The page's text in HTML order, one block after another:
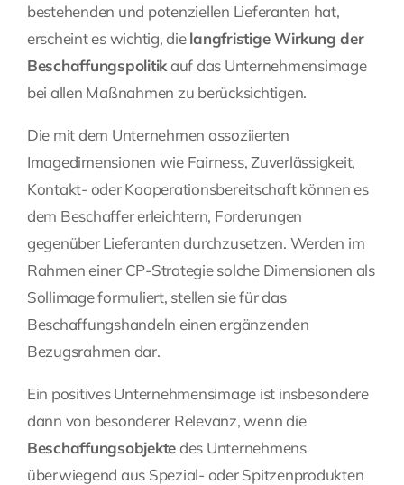
bestehenden und potenziellen Lieferanten hat,
erscheint es wichtig, dielangfristige Wirkung der
Beschaffungspolitikauf das Unternehmensimage
bei allen Maßnahmen zu berücksichtigen.
Die mit dem Unternehmen assoziierten
Imagedimensionen wie Fairness, Zuverlässigkeit,
Kontakt- oder Kooperationsbereitschaft können es
dem Beschaffer erleichtern, Forderungen
gegenüber Lieferanten durchzusetzen. Werden im
Rahmen einer CP-Strategie solche Dimensionen als
Sollimage formuliert, stellen sie für das
Beschaffungshandeln einen ergänzenden
Bezugsrahmen dar.
Ein positives Unternehmensimage ist insbesondere
dann von besonderer Relevanz, wenn die
Beschaffungsobjektedes Unternehmens
überwiegend aus Spezial- oder Spitzenprodukten